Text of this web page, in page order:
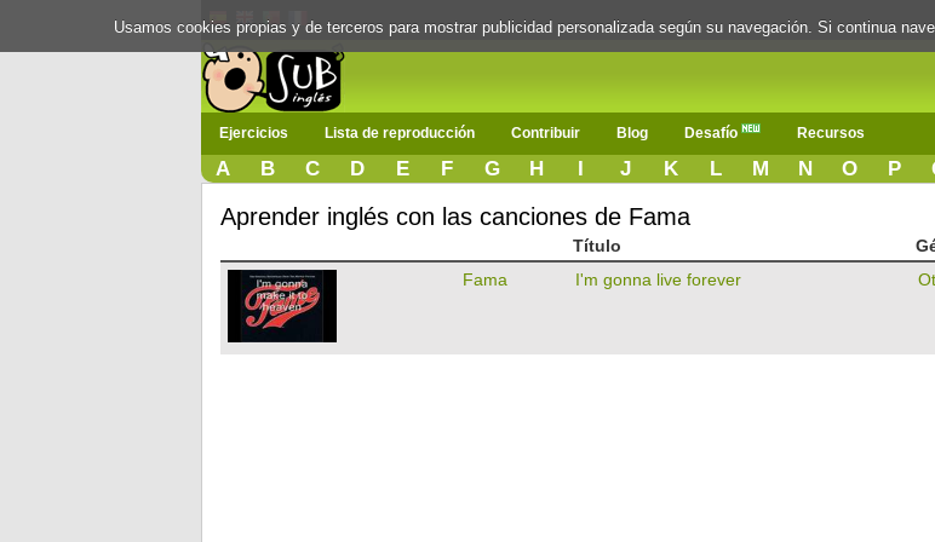
Ejercicios Lista de reproducción Contribuir Blog Desafío Recursos
A B C D E F G H I J K L M N O P
Aprender inglés con las canciones de Fama
Título
Fama
I'm gonna live forever
Usamos cookies propias y de terceros para mostrar publicidad personalizada según su navegación. Si continua